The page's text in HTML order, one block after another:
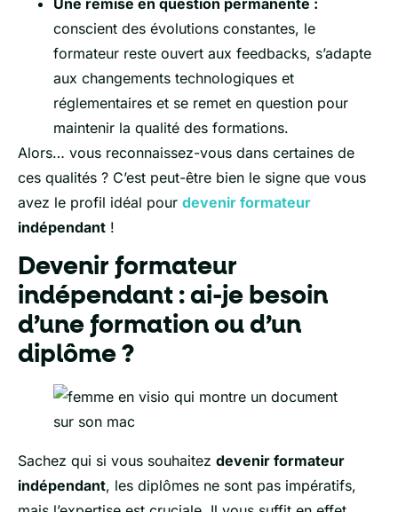
Une remise en question permanente :
conscient des évolutions constantes, le
formateur reste ouvert aux feedbacks, s’adapte
aux changements technologiques et
réglementaires et se remet en question pour
maintenir la qualité des formations.
Alors… vous reconnaissez-vous dans certaines de
ces qualités ? C’est peut-être bien le signe que vous
avez le profil idéal pour devenir formateur
indépendant !
Devenir formateur
indépendant : ai-je besoin
d’une formation ou d’un
diplôme ?
Sachez qui si vous souhaitez devenir formateur
indépendant, les diplômes ne sont pas impératifs,